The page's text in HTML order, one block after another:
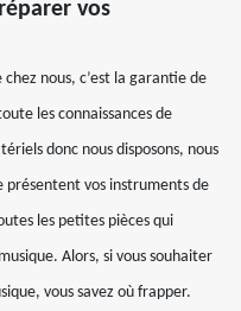
vos
nous, c’est la garantie de
les connaissances de
donc nous disposons, nous
présentent vos instruments de
les petites pièces qui
Alors, si vous souhaiter
vous savez où frapper.